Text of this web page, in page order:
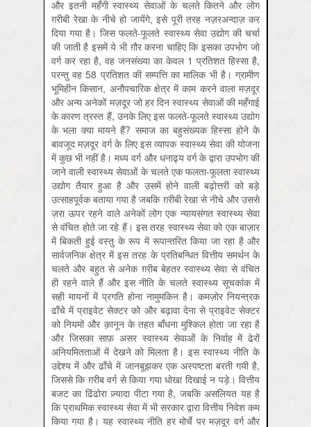
और इतनी महँगी स्वास्थ्य सेवाओं के चलते कितने और लोग
ग़रीबी रेखा के नीचे हो जायेंगे, इसे पूरी तरह नज़रअन्दाज़ कर
दिया गया है। जिस फलते-फूलते स्वास्थ्य सेवा उद्योग की चर्चा
की जाती है इसमें ये भी ग़ौर करना चाहिए कि इसका उपभोग जो
वर्ग कर रहा है, वह जनसंख्या का केवल 1 प्रतिशत हिस्सा है,
परन्तु वह 58 प्रतिशत की सम्पत्ति का मालिक भी है। ग्रामीण
भूमिहीन किसान, अनौपचारिक क्षेत्र में काम करने वाला मज़दूर
और अन्य अनेकों मज़दूर जो हर दिन स्वास्थ्य सेवाओं की महँगाई
के कारण त्रस्त हैं, उनके लिए इस फलते-फूलते स्वास्थ्य उद्योग
के भला क्या मायने हैं? समाज का बहुसंख्यक हिस्सा होने के
बावजूद मज़दूर वर्ग के लिए इस व्यापक स्वास्थ्य सेवा की योजना
में कुछ भी नहीं है। मध्य वर्ग और धनाढ्य वर्ग के द्वारा उपभोग की
जाने वाली स्वास्थ्य सेवाओं के चलते एक फलता-फूलता स्वास्थ्य
उद्योग तैयार हुआ है और उसमें होने वाली बढ़ोत्तरी को बड़े
उत्साहपूर्वक बताया गया है जबकि ग़रीबी रेखा से नीचे और उससे
ज़रा ऊपर रहने वाले अनेकों लोग एक न्यायसंगत स्वास्थ्य सेवा
से वंचित होते जा रहे हैं। इस तरह स्वास्थ्य सेवा को एक बाज़ार
में बिकती हुई वस्तु के रूप में रूपान्तरित किया जा रहा है और
सार्वजनिक क्षेत्र में इस तरह के प्रतिबन्धित वित्तीय समर्थन के
चलते और बहुत से अनेक ग़रीब बेहतर स्वास्थ्य सेवा से वंचित
ही रहने वाले हैं और इस नीति के चलते स्वास्थ्य सूचकांक में
सही मायनों में प्रगति होना नामुमकिन है। कमज़ोर नियन्त्रक
ढाँचे में प्राइवेट सेक्टर को और बढ़ावा देना से प्राइवेट सेक्टर
को नियमों और क़ानून के तहत बाँधना मुश्किल होता जा रहा है
और जिसका साफ़ असर स्वास्थ्य सेवाओं के निर्वाह में ढेरों
अनियमितताओं में देखने को मिलता है। इस स्वास्थ्य नीति के
उद्देश्य में और ढाँचे में जानबूझकर एक अस्पष्टता बरती गयी है,
जिससे कि ग़रीब वर्ग से किया गया धोखा दिखाई न पड़े। वित्तीय
बजट का ढिंढोरा ज़्यादा पीटा गया है, जबकि असलियत यह है
कि प्राथमिक स्वास्थ्य सेवा में भी सरकार द्वारा वित्तीय निवेश कम
किया गया है। यह स्वास्थ्य नीति हर मोर्चे पर मज़दूर वर्ग और